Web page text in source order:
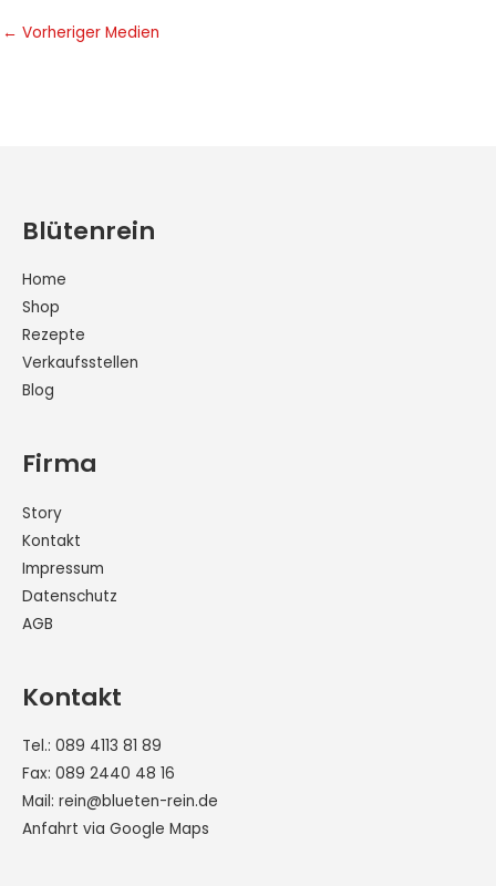
← Vorheriger Medien
Blütenrein
Home
Shop
Rezepte
Verkaufsstellen
Blog
Firma
Story
Kontakt
Impressum
Datenschutz
AGB
Kontakt
Tel.: 089 4113 81 89
Fax: 089 2440 48 16
Mail: rein@blueten-rein.de
Anfahrt via Google Maps